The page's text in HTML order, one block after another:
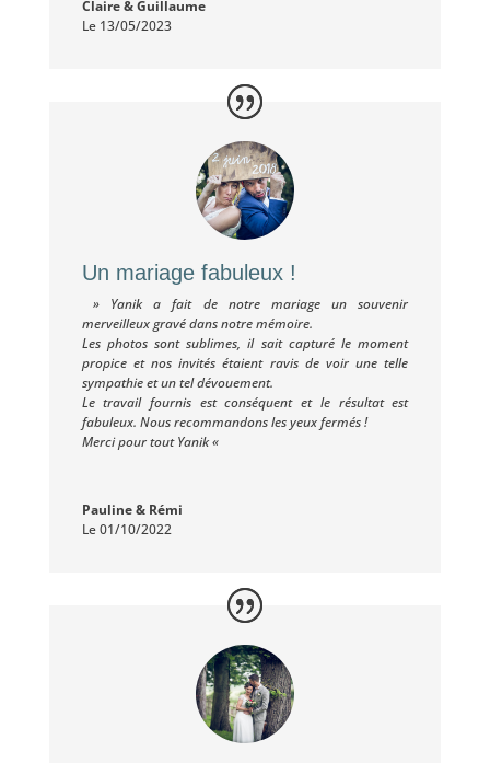
Claire & Guillaume
Le 13/05/2023
Un mariage fabuleux !
» Yanik a fait de notre mariage un souvenir
merveilleux gravé dans notre mémoire.
Les photos sont sublimes, il sait capturé le moment
propice et nos invités étaient ravis de voir une telle
sympathie et un tel dévouement.
Le travail fournis est conséquent et le résultat est
fabuleux. Nous recommandons les yeux fermés !
Merci pour tout Yanik «
Pauline & Rémi
Le 01/10/2022